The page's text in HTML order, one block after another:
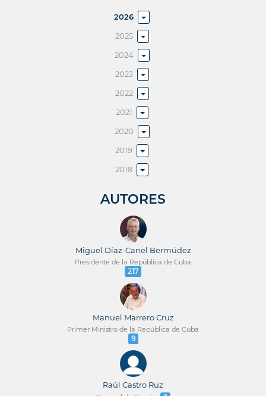
2026
2025
2024
2023
2022
2021
2020
2019
2018
AUTORES
Miguel Díaz-Canel Bermúdez
Presidente de la República de Cuba
217
Manuel Marrero Cruz
Primer Ministro de la República de Cuba
9
Raúl Castro Ruz